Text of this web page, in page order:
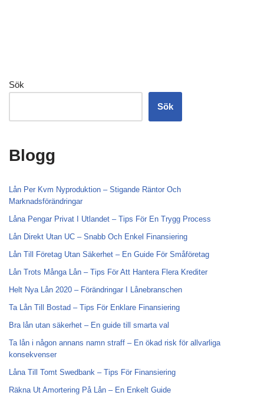
Sök
Sök
Blogg
Lån Per Kvm Nyproduktion – Stigande Räntor Och
Marknadsförändringar
Låna Pengar Privat I Utlandet – Tips För En Trygg Process
Lån Direkt Utan UC – Snabb Och Enkel Finansiering
Lån Till Företag Utan Säkerhet – En Guide För Småföretag
Lån Trots Många Lån – Tips För Att Hantera Flera Krediter
Helt Nya Lån 2020 – Förändringar I Lånebranschen
Ta Lån Till Bostad – Tips För Enklare Finansiering
Bra lån utan säkerhet – En guide till smarta val
Ta lån i någon annans namn straff – En ökad risk för allvarliga
konsekvenser
Låna Till Tomt Swedbank – Tips För Finansiering
Räkna Ut Amortering På Lån – En Enkelt Guide